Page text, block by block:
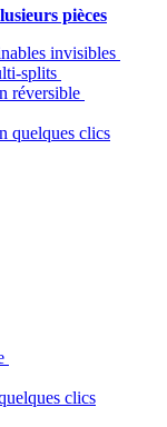
pièces
invisibles
splits
réversible
quelques clics
clics